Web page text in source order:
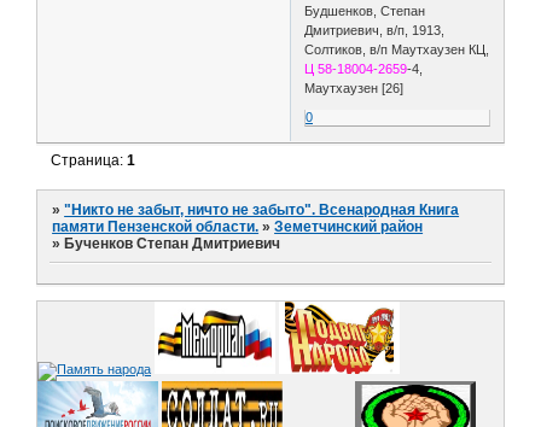
Будшенков, Степан
Дмитриевич, в/п, 1913,
Солтиков, в/п Маутхаузен КЦ,
Ц 58-18004-2659-4,
Маутхаузен [26]
0
Страница:1
»"Никто не забыт, ничто не забыто". Всенародная Книга
памяти Пензенской области. »Земетчинский район
» Бученков Степан Дмитриевич